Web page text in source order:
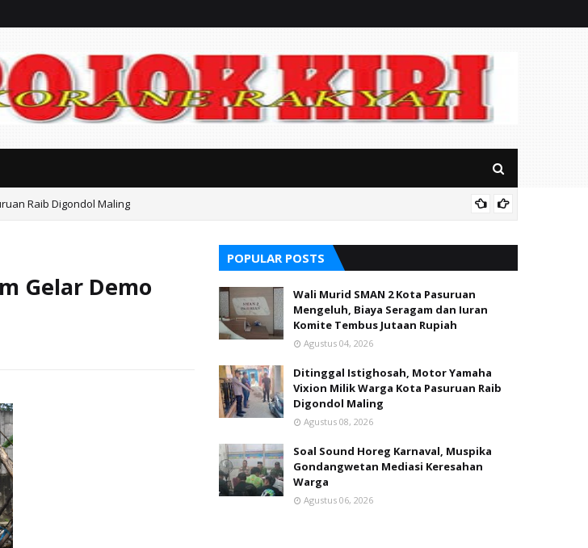
Raib Digondol Maling
Gelar Demo
POPULAR POSTS
Wali Murid SMAN 2 Kota Pasuruan
Mengeluh, Biaya Seragam dan Iuran
Komite Tembus Jutaan Rupiah
Agustus 04, 2026
Ditinggal Istighosah, Motor Yamaha
Vixion Milik Warga Kota Pasuruan Raib
Digondol Maling
Agustus 08, 2026
Soal Sound Horeg Karnaval, Muspika
Gondangwetan Mediasi Keresahan
Warga
Agustus 06, 2026